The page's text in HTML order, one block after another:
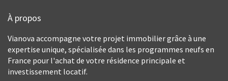
À propos
Vianova accompagne votre projet immobilier grâce à une
expertise unique, spécialisée dans les programmes neufs en
France pour l'achat de votre résidence principale et
investissement locatif.